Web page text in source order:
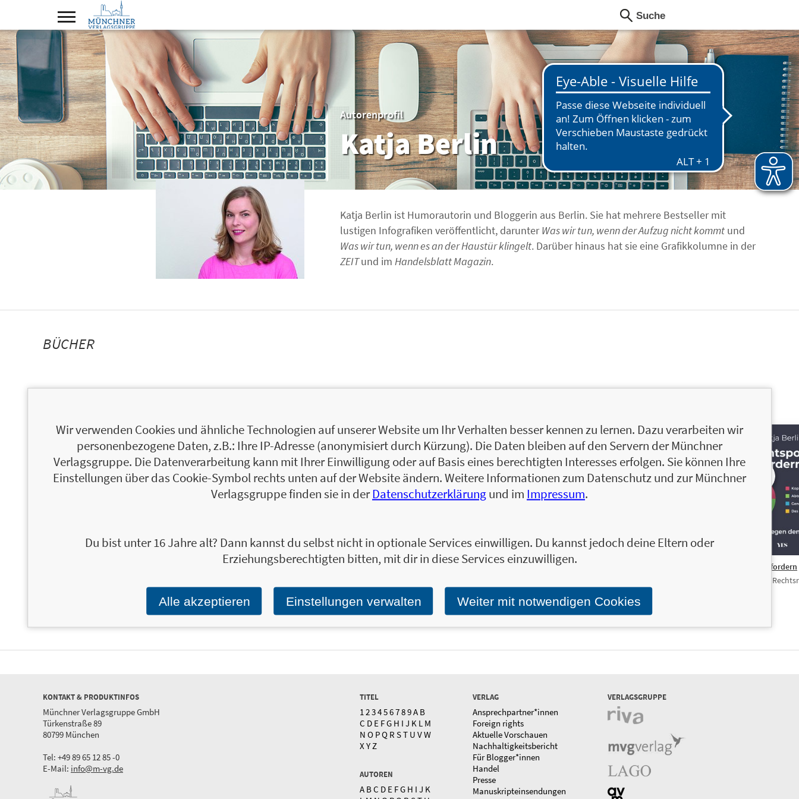
Autorenprofil
Katja Berlin
Katja Berlin ist Humorautorin und Bloggerin aus Berlin. Sie hat mehrere Bestseller mit
lustigen Infografiken veröffentlicht, darunterWas wir tun, wenn der Aufzug nicht kommt und
Was wir tun, wenn es an der Haustür klingelt. Darüber hinaus hat sie eine Grafikkolumne in der
ZEITund im Handelsblatt Magazin.
BÜCHER
16,00 €
Wer mit dem Mindestlohn gut leben kann
Was wir in der Schule lernen
Grafiken
Was Rechtspopulisten fordern
Ein Manifest gegen den
KONTAKT & PRODUKTINFOS
Münchner Verlagsgruppe GmbH
Türkenstraße 89
80799 München
Tel: +49 89 65 12 85 -0
E-Mail: info@m-vg.de
TITEL
1 23456789A B
C D E FG H I J K L M
N O PQ R ST U VW
X Y Z
AUTOREN
A BC D E FG H I J K
VERLAG
Ansprechpartner*innen
Foreign rights
Aktuelle Vorschauen
Nachhaltigkeitsbericht
Für Blogger*innen
Handel
Presse
Manuskripteinsendungen
VERLAGSGRUPPE
Wir verwenden Cookies und ähnliche Technologien auf unserer Website um Ihr Verhalten besser kennen zu lernen. Dazu verarbeiten wir
personenbezogene Daten, z.B.: Ihre IP-Adresse (anonymisiert durch Kürzung). Die Daten bleiben auf den Servern der Münchner
Verlagsgruppe. Die Datenverarbeitung kann mit Ihrer Einwilligung oder auf Basis eines berechtigten Interesses erfolgen. Sie können Ihre
Einstellungen über das Cookie-Symbol rechts unten auf der Website ändern. Weitere Informationen zum Datenschutz und zur Münchner
Verlagsgruppe finden sie in derDatenschutzerklärungund im Impressum.
Du bist unter 16 Jahre alt? Dann kannst du selbst nicht in optionale Services einwilligen. Du kannst jedoch deine Eltern oder
Erziehungsberechtigten bitten, mit dir in diese Services einzuwilligen.
Alle akzeptieren Einstellungen verwalten Weiter mit notwendigen Cookies